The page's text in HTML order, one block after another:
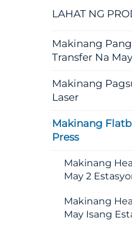
LAHAT NG
Makinang
Transfer Na
Makinang
Laser
Makinang
Press
Makinang
May 2
Makinang
May Isang